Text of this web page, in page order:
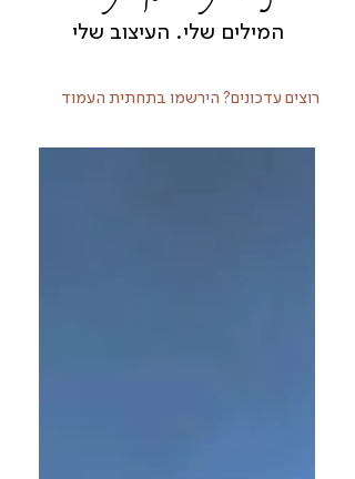
המילים שלי. העיצוב שלי
רוצים עדכונים? הירשמו בתחתית העמוד